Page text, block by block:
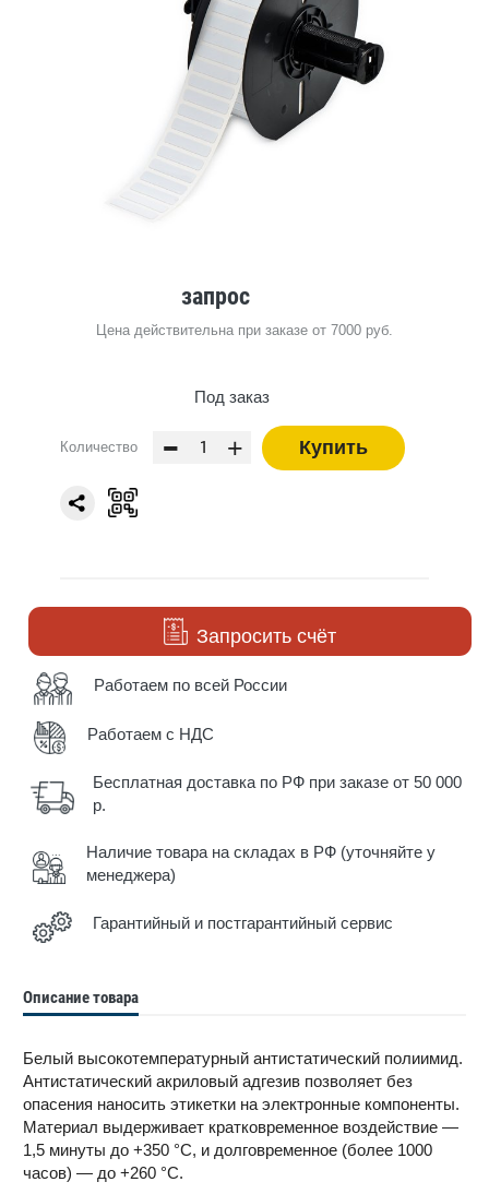
запрос
Цена действительна при заказе от 7000 руб.
Под заказ
Количество - + Купить
Запросить счёт
Работаем по всей России
Работаем с НДС
Бесплатная доставка по РФ при заказе от 50 000
р.
Наличие товара на складах в РФ (уточняйте у
менеджера)
Гарантийный и постгарантийный сервис
Описание товара
Белый высокотемпературный антистатический полиимид.
Антистатический акриловый адгезив позволяет без
опасения наносить этикетки на электронные компоненты.
Материал выдерживает кратковременное воздействие —
1,5 минуты до +350 °С, и долговременное (более 1000
часов) — до +260 °С.